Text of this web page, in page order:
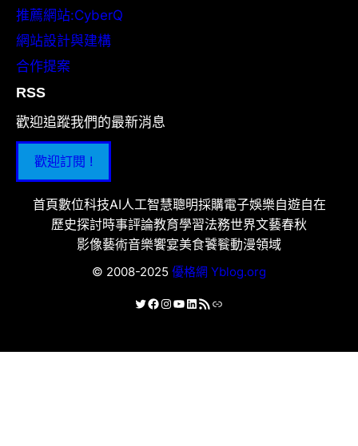
推薦網站:CyberQ
網站設計與建構
合作提案
RSS
歡迎追蹤我們的最新消息
歡迎訂閱 !
首頁數位科技AI人工智慧聰明採購電子娛樂自遊自在
歷史探討時事評論教育學習法務世界文藝春秋
影像藝術音樂饗宴美食饕餮動漫領域
© 2008-2025 優格網 Yblog.org
X Facebook
Instagram
YouTube
LinkedIn
RSS 資訊提供連結